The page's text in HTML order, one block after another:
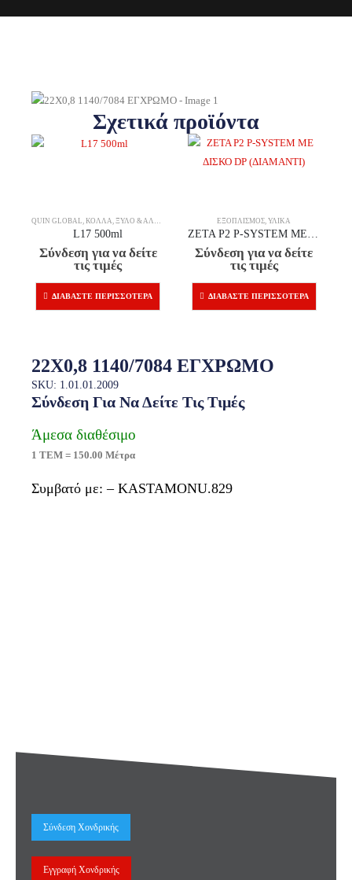
Σχετικά προϊόντα
QUIN GLOBAL,ΚΌΛΛΑ,ΞΎΛΟ & ΆΛΛΑ ΥΛΙΚΆ
L17 500ml
Σύνδεση για να δείτε
τις τιμές
ΔΙΑΒΆΣΤΕ ΠΕΡΙΣΣΌΤΕΡΑ
ΕΞΟΠΛΙΣΜΌΣ,ΥΛΙΚΆ
ZETA P2 P-SYSTEM ΜΕ ΔΙΣΚΟ DP (ΔΙΑΜΑΝΤΙ)
Σύνδεση για να δείτε
τις τιμές
ΔΙΑΒΆΣΤΕ ΠΕΡΙΣΣΌΤΕΡΑ
22X0,8 1140/7084 ΕΓΧΡΩΜΟ
SKU: 1.01.01.2009
Σύνδεση Για Να Δείτε Τις Τιμές
Άμεσα διαθέσιμο
1 ΤΕΜ = 150.00 Μέτρα
Συμβατό με: – KASTAMONU.829
Σύνδεση Χονδρικής
Εγγραφή Χονδρικής